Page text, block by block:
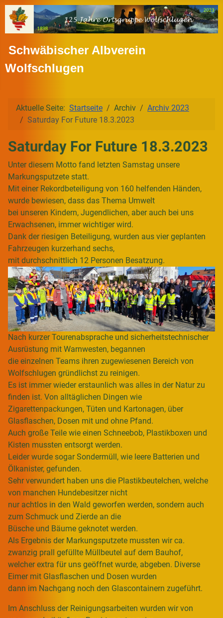
Schwäbischer Albverein
Wolfschlugen
Aktuelle Seite: Startseite Archiv
Archiv 2023
Saturday For Future 18.3.2023
Saturday For Future 18.3.2023
Unter diesem Motto fand letzten Samstag unsere
Markungsputzete statt.
Mit einer Rekordbeteiligung von 160 helfenden Händen,
wurde bewiesen, dass das Thema Umwelt
bei unseren Kindern, Jugendlichen, aber auch bei uns
Erwachsenen, immer wichtiger wird.
Dank der riesigen Beteiligung, wurden aus vier geplanten
Fahrzeugen kurzerhand sechs,
mit durchschnittlich 12 Personen Besatzung.
Nach kurzer Tourenabsprache und sicherheitstechnischer
Ausrüstung mit Warnwesten, begannen
die einzelnen Teams ihren zugewiesenen Bereich von
Wolfschlugen gründlichst zu reinigen.
Es ist immer wieder erstaunlich was alles in der Natur zu
finden ist. Von alltäglichen Dingen wie
Zigarettenpackungen, Tüten und Kartonagen, über
Glasflaschen, Dosen mit und ohne Pfand.
Auch große Teile wie einen Schneebob, Plastikboxen und
Kisten mussten entsorgt werden.
Leider wurde sogar Sondermüll, wie leere Batterien und
Ölkanister, gefunden.
Sehr verwundert haben uns die Plastikbeutelchen, welche
von manchen Hundebesitzer nicht
nur achtlos in den Wald geworfen werden, sondern auch
zum Schmuck und Zierde an die
Büsche und Bäume geknotet werden.
Als Ergebnis der Markungsputzete mussten wir ca.
zwanzig prall gefüllte Müllbeutel auf dem Bauhof,
welcher extra für uns geöffnet wurde, abgeben. Diverse
Eimer mit Glasflaschen und Dosen wurden
dann im Nachgang noch den Glascontainern zugeführt.
Im Anschluss der Reinigungsarbeiten wurden wir von